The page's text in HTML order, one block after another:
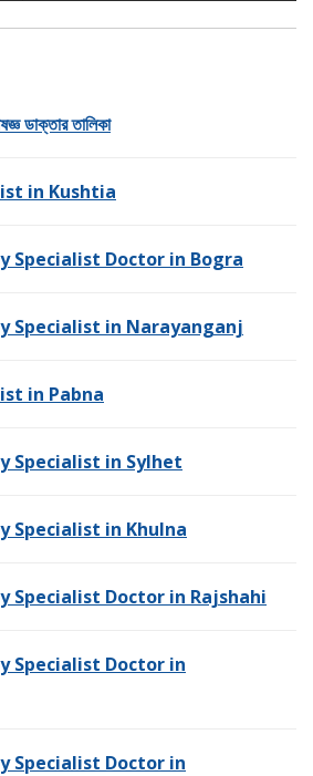
ডাক্তার তালিকা
in Kushtia
Specialist Doctor in Bogra
Specialist in Narayanganj
in Pabna
Specialist in Sylhet
Specialist in Khulna
Specialist Doctor in Rajshahi
Specialist Doctor in
Specialist Doctor in